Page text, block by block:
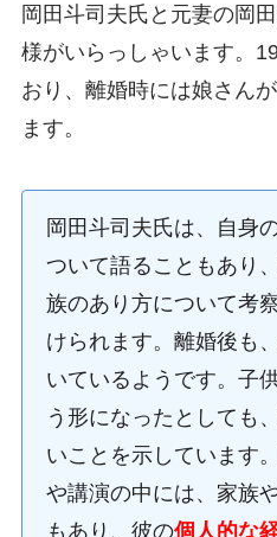
岡田斗司夫氏と元妻の岡
様がいらっしゃいます。
おり、離婚時には娘さん
ます。
岡田斗司夫氏は、自身
ついて語ることもあり
族のあり方について考
けられます。離婚後も
いているようです。子
う形になったとしても
いことを示しています
や講演の中には、家族
もあり、彼の個人的な